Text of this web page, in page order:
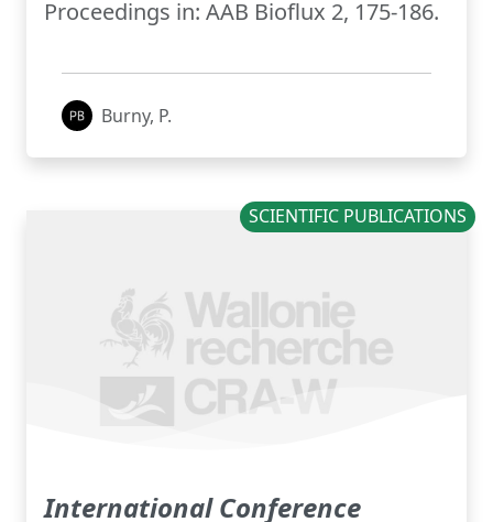
Proceedings in: AAB Bioflux 2, 175-186.
Burny, P.
SCIENTIFIC PUBLICATIONS
International Conference